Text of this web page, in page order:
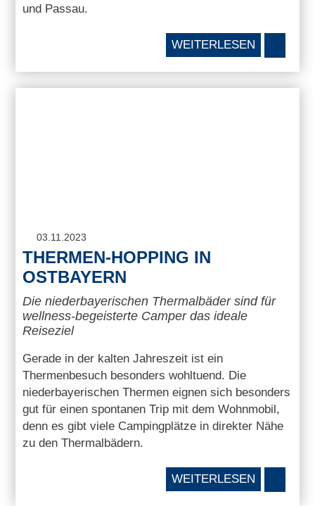
und Passau.
WEITERLESEN
03.11.2023
THERMEN-HOPPING IN
OSTBAYERN
Die niederbayerischen Thermalbäder sind für
wellness-begeisterte Camper das ideale
Reiseziel
Gerade in der kalten Jahreszeit ist ein
Thermenbesuch besonders wohltuend. Die
niederbayerischen Thermen eignen sich besonders
gut für einen spontanen Trip mit dem Wohnmobil,
denn es gibt viele Campingplätze in direkter Nähe
zu den Thermalbädern.
WEITERLESEN